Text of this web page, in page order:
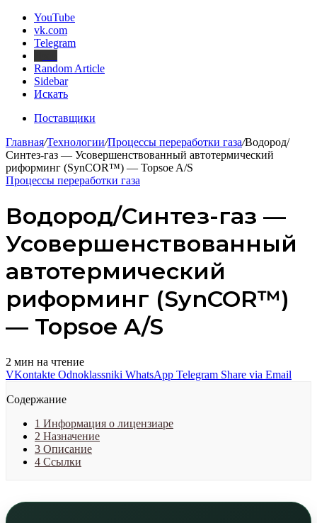
YouTube
vk.com
Telegram
Random Article
Sidebar
Искать
Поставщики
Главная/Технологии/Процессы переработки газа/Водород/
Синтез-газ — Усовершенствованный автотермический
риформинг (SynCOR™) — Topsoe A/S
Процессы переработки газа
Водород/Синтез-газ —
Усовершенствованный
автотермический
риформинг (SynCOR™)
— Topsoe A/S
2 мин на чтение
VKontakte Odnoklassniki WhatsApp Telegram Share via Email
Содержание
1 Информация о лицензиаре
2 Назначение
3 Описание
4 Ссылки